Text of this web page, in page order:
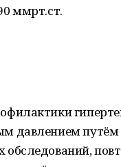
ммрт.ст.
давлением
обследований,